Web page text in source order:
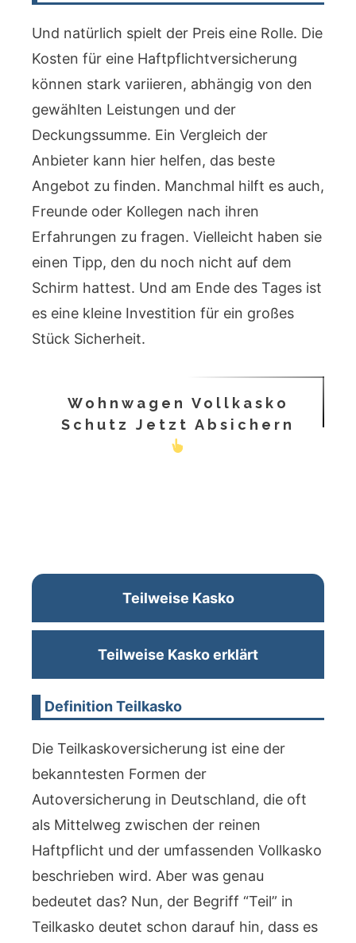
Und natürlich spielt der Preis eine Rolle. Die
Kosten für eine Haftpflichtversicherung
können stark variieren, abhängig von den
gewählten Leistungen und der
Deckungssumme. Ein Vergleich der
Anbieter kann hier helfen, das beste
Angebot zu finden. Manchmal hilft es auch,
Freunde oder Kollegen nach ihren
Erfahrungen zu fragen. Vielleicht haben sie
einen Tipp, den du noch nicht auf dem
Schirm hattest. Und am Ende des Tages ist
es eine kleine Investition für ein großes
Stück Sicherheit.
Wohnwagen Vollkasko
Schutz Jetzt Absichern
Teilweise Kasko
Teilweise Kasko erklärt
Definition Teilkasko
Die Teilkaskoversicherung ist eine der
bekanntesten Formen der
Autoversicherung in Deutschland, die oft
als Mittelweg zwischen der reinen
Haftpflicht und der umfassenden Vollkasko
beschrieben wird. Aber was genau
bedeutet das? Nun, der Begriff “Teil” in
Teilkasko deutet schon darauf hin, dass es